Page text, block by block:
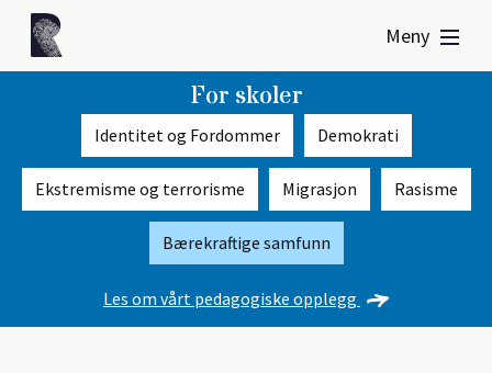
Meny
For skoler
Identitet og Fordommer Demokrati
Ekstremisme og terrorisme Migrasjon Rasisme
Bærekraftige samfunn
Les om vårt pedagogiske opplegg